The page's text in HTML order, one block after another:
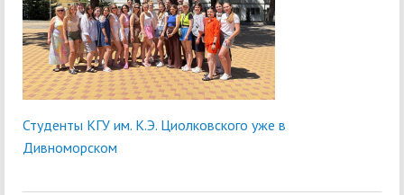
Студенты КГУ им. К.Э. Циолковского уже в
Дивноморском